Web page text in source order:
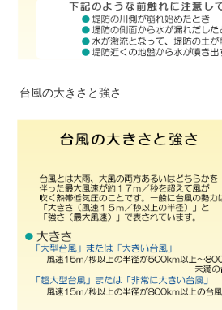
台風の大きさと強さ